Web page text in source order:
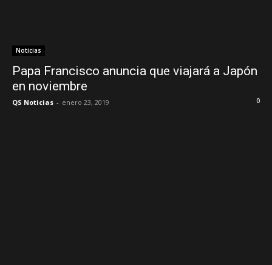
Noticias
Papa Francisco anuncia que viajará a Japón
en noviembre
QS Noticias - enero 23, 2019 0